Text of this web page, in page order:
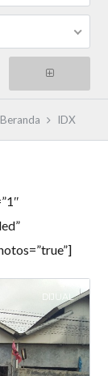
Beranda IDX
DIJUAL